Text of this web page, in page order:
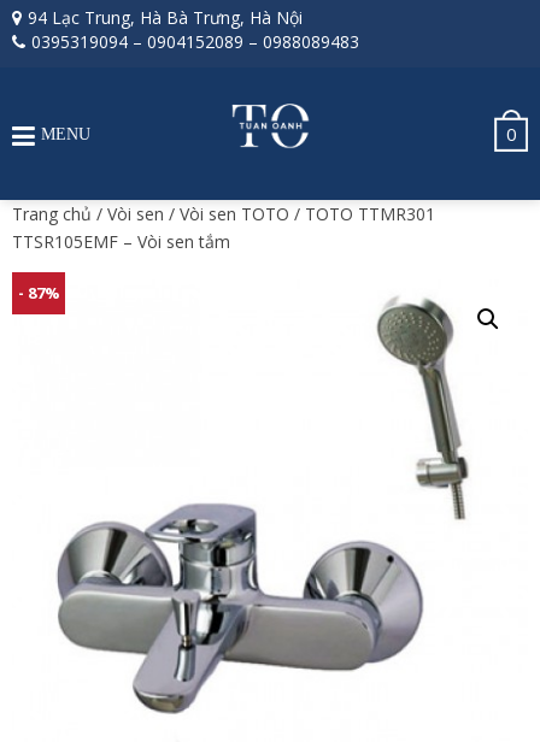
94 Lạc Trung, Hà Bà Trưng, Hà Nội
0395319094 – 0904152089 – 0988089483
0
MENU
Trang chủ / Vòi sen / Vòi sen TOTO / TOTO TTMR301
TTSR105EMF – Vòi sen tắm
- 87%